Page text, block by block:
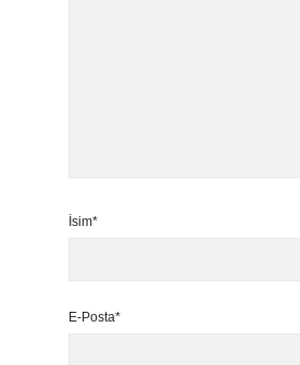
İsim*
E-Posta*